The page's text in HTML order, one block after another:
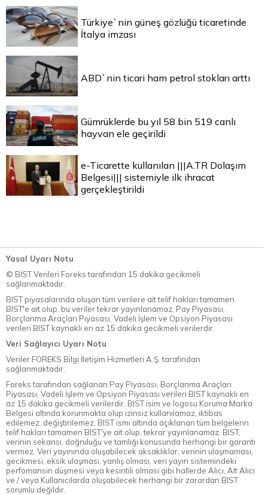
Türkiye`nin güneş gözlüğü ticaretinde
İtalya imzası
ABD`nin ticari ham petrol stokları arttı
Gümrüklerde bu yıl 58 bin 519 canlı
hayvan ele geçirildi
e-Ticarette kullanılan |||A.TR Dolaşım
Belgesi||| sistemiyle ilk ihracat
gerçekleştirildi
Yasal Uyarı Notu
© BİST Verileri Foreks tarafından 15 dakika gecikmeli
sağlanmaktadır.
BIST piyasalarında oluşan tüm verilere ait telif hakları tamamen
BIST'e ait olup, bu veriler tekrar yayınlanamaz. Pay Piyasası,
Borçlanma Araçları Piyasası, Vadeli İşlem ve Opsiyon Piyasası
verileri BIST kaynaklı en az 15 dakika gecikmeli verilerdir.
Veri Sağlayıcı Uyarı Notu
Veriler FOREKS Bilgi İletişim Hizmetleri A.Ş. tarafından
sağlanmaktadır.
Foreks tarafından sağlanan Pay Piyasası, Borçlanma Araçları
Piyasası, Vadeli İşlem ve Opsiyon Piyasası verileri BIST kaynaklı en
az 15 dakika gecikmeli verilerdir. BIST isim ve logosu Koruma Marka
Belgesi altında korunmakta olup izinsiz kullanılamaz, iktibas
edilemez, değiştirilemez. BIST ismi altında açıklanan tüm belgelerin
telif hakları tamamen BIST'ye ait olup, tekrar yayınlanamaz. BIST,
verinin sekansı, doğruluğu ve tamlığı konusunda herhangi bir garanti
vermez. Veri yayınında oluşabilecek aksaklıklar, verinin ulaşmaması,
gecikmesi, eksik ulaşması, yanlış olması, veri yayın sistemindeki
perfomansın düşmesi veya kesintili olması gibi hallerde Alıcı, Alt Alıcı
ve / veya Kullanıcılarda oluşabilecek herhangi bir zarardan BIST
sorumlu değildir.